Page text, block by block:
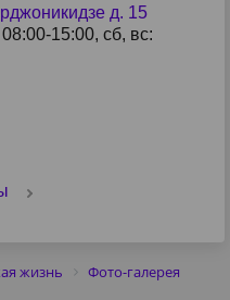
д. 15
15:00, сб, вс:
жизнь
Фото-галерея